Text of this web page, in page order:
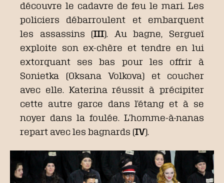
découvre le cadavre de feu le mari. Les
policiers débarroulent et embarquent
les assassins (III). Au bagne, Sergueï
exploite son ex-chère et tendre en lui
extorquant ses bas pour les offrir à
Sonietka (Oksana Volkova) et coucher
avec elle. Katerina réussit à précipiter
cette autre garce dans l’étang et à se
noyer dans la foulée. L’homme-à-nanas
repart avec les bagnards (IV).